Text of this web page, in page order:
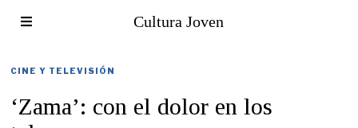
Cultura Joven
CINE Y TELEVISIÓN
‘Zama’: con el dolor en los